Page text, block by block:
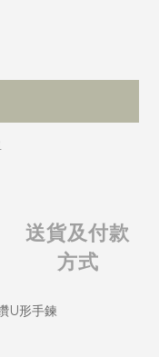
送貨及付款
方式
U形手鍊